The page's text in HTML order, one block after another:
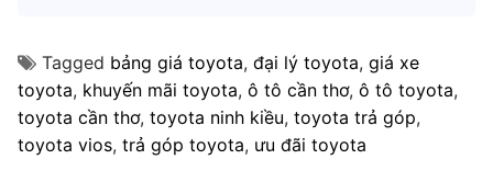
Tagged bảng giá toyota, đại lý toyota, giá xe
toyota, khuyến mãi toyota, ô tô cần thơ, ô tô toyota,
toyota cần thơ, toyota ninh kiều, toyota trả góp,
toyota vios, trả góp toyota, ưu đãi toyota